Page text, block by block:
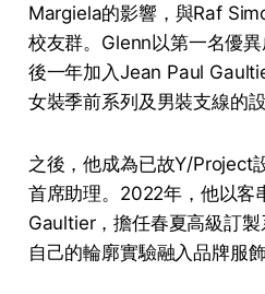
Margiela的影響，與Raf
校友群。Glenn以第一名優
後一年加入Jean Paul
女裝季前系列及男裝支線的設
之後，他成為已故Y/Project
首席助理。2022年，他以客
Gaultier，擔任春夏高級訂
自己的輪廓實驗融入品牌服飾